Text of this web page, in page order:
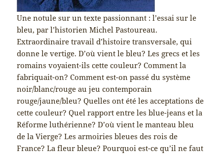
Une notule sur un texte passionnant : l’essai sur le
bleu, par l’historien Michel Pastoureau.
Extraordinaire travail d’histoire transversale, qui
donne le vertige. D’où vient le bleu? Les grecs et les
romains voyaient-ils cette couleur? Comment la
fabriquait-on? Comment est-on passé du système
noir/blanc/rouge au jeu contemporain
rouge/jaune/bleu? Quelles ont été les acceptations de
cette couleur? Quel rapport entre les blue-jeans et la
Réforme luthérienne? D’où vient le manteau bleu
de la Vierge? Les armoiries bleues des rois de
France? La fleur bleue? Pourquoi est-ce qu’il ne faut